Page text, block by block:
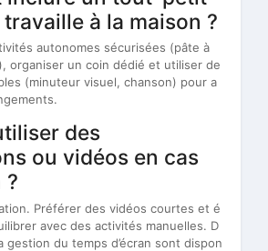
à la maison ?
autonomes sécurisées (pâte à
organiser un coin dédié et utiliser de
(minuteur visuel, chanson) pour a
des
ou vidéos en cas
?
Préférer des vidéos courtes et é
avec des activités manuelles. D
gestion du temps d’écran sont dispon